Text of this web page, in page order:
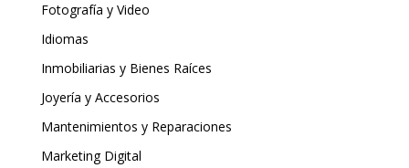
Fotografía y Video
Idiomas
Inmobiliarias y Bienes Raíces
Joyería y Accesorios
Mantenimientos y Reparaciones
Marketing Digital